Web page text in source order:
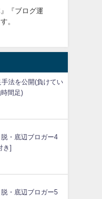
『ブログ運
。
手法を公開(負けてい
間足)
脱・底辺ブロガー4
き]
脱・底辺ブロガー5